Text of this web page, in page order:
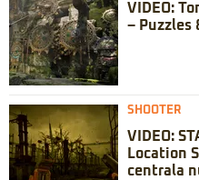
VIDEO:
– Puzzles
SHOOTER
VIDEO:
Location
centrala